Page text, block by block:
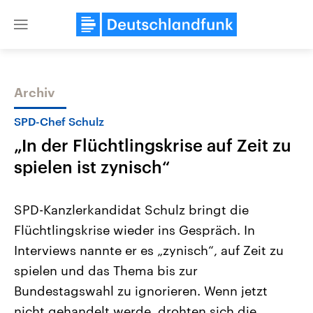
Close
Themen
Landtagswahl Sachsen-Anhalt
2026
Alle Informationen
Sachsen-Anhalt wählt am 6.
September 2026 einen neuen
Landtag. Seit 2021 wird das
Bundesland von einer Koalition aus
USA
Aktuelle Beiträge,
Wirtschaftlich und
gehören die Vereinigten
den mächtigsten Ländern
mit großem Einfluss auf
Archiv
SPD-Chef Schulz
„In der Flüchtlingskrise auf Zeit zu
spielen ist zynisch“
SPD-Kanzlerkandidat Schulz bringt die
Flüchtlingskrise wieder ins Gespräch. In
Interviews nannte er es „zynisch“, auf Zeit zu
spielen und das Thema bis zur
Bundestagswahl zu ignorieren. Wenn jetzt